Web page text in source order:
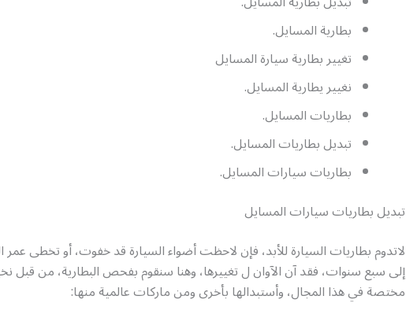
بطارية المسايل.
تغيير بطارية سيارة المسايل
نغيير يطارية المسايل.
بطاريات المسايل.
تبديل بطاريات المسايل.
بطاريات سيارات المسايل.
تبديل بطاريات سيارات المسايل
لاتدوم بطاريات السيارة للأبد، فإن لاحظت أضواء السيارة قد خفوت، أو تخطى عمر
إلى سبع سنوات، فقد آن الآوان ل تغييرها، وهنا سنقوم بفحص البطارية، من قبل
مختصة في هذا المجال، وأستبدالها بأخرى ومن ماركات عالمية منها: